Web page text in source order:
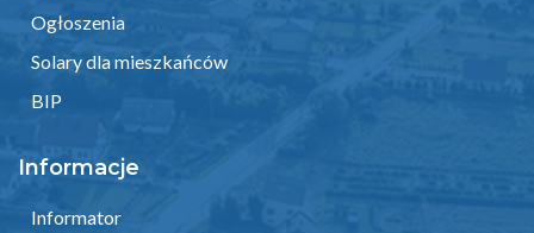
Ogłoszenia
Solary dla mieszkańców
BIP
Informacje
Informator